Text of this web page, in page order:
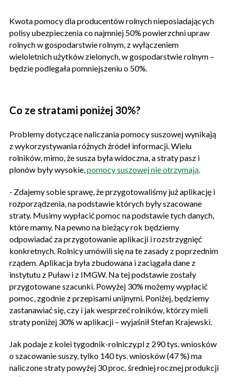
Kwota pomocy dla producentów rolnych nieposiadających
polisy ubezpieczenia co najmniej 50% powierzchni upraw
rolnych w gospodarstwie rolnym, z wyłączeniem
wieloletnich użytków zielonych, w gospodarstwie rolnym –
będzie podlegała pomniejszeniu o 50%.
Co ze stratami poniżej 30%?
Problemy dotyczące naliczania pomocy suszowej wynikają
z wykorzystywania różnych źródeł informacji. Wielu
rolników, mimo, że susza była widoczna, a straty pasz i
plonów były wysokie,pomocy suszowej nie otrzymają.
- Zdajemy sobie sprawę, że przygotowaliśmy już aplikację i
rozporządzenia, na podstawie których były szacowane
straty. Musimy wypłacić pomoc na podstawie tych danych,
które mamy. Na pewno na bieżący rok będziemy
odpowiadać za przygotowanie aplikacji i rozstrzygnięć
konkretnych. Rolnicy umówili się na te zasady z poprzednim
rządem. Aplikacja była zbudowana i zaciągała dane z
instytutu z Puław i z IMGW. Na tej podstawie zostały
przygotowane szacunki. Powyżej 30% możemy wypłacić
pomoc, zgodnie z przepisami unijnymi. Poniżej, będziemy
zastanawiać się, czy i jak wesprzeć rolników, którzy mieli
straty poniżej 30% w aplikacji – wyjaśnił Stefan Krajewski.
Jak podaje z kolei tygodnik-rolniczy.pl z 290 tys. wniosków
o szacowanie suszy, tylko 140 tys. wniosków (47 %) ma
naliczone straty powyżej 30 proc. średniej rocznej produkcji